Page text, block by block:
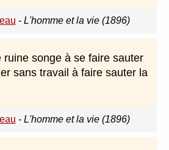
- L'homme et la vie (1896)
ruine songe à se faire sauter
sans travail à faire sauter la
- L'homme et la vie (1896)